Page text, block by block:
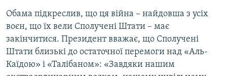
Обама підкреслив, що ця війна – найдовша з усіх
воєн, що їх вели Сполучені Штати – має
закінчитися. Президент вважає, що Сполучені
Штати близькі до остаточної перемоги над «Аль-
Каїдою» і «Талібаном»: «Завдяки нашим